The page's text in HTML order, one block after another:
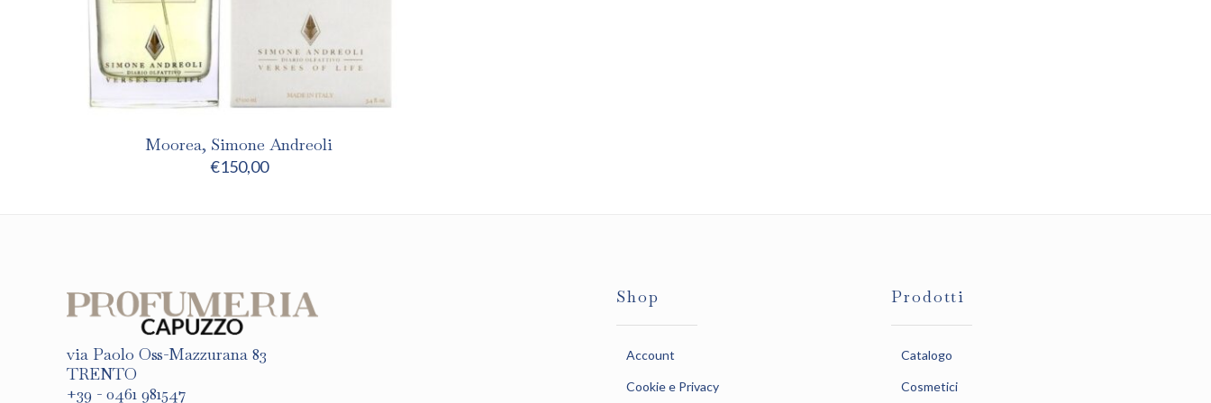
Moorea, Simone Andreoli
€150,00
via Paolo Oss-Mazzurana 83
TRENTO
+39 - 0461 981547
Shop
Account
Cookie e Privacy
Prodotti
Catalogo
Cosmetici